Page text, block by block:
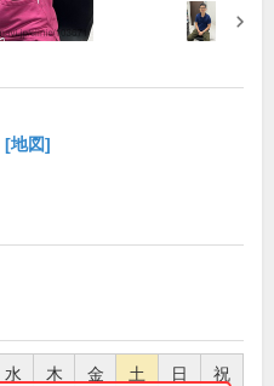
[地図]
水 木 金 土 日 祝